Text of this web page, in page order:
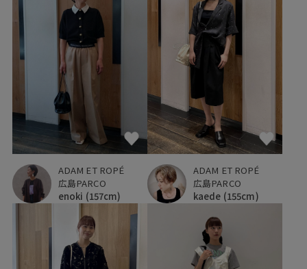
ADAM ET ROPÉ
広島PARCO
enoki (157cm)
ADAM ET ROPÉ
広島PARCO
kaede (155cm)